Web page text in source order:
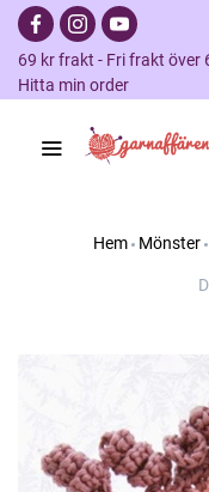
69 kr frakt - Fri frakt över
Hitta min order
Hem Mönster